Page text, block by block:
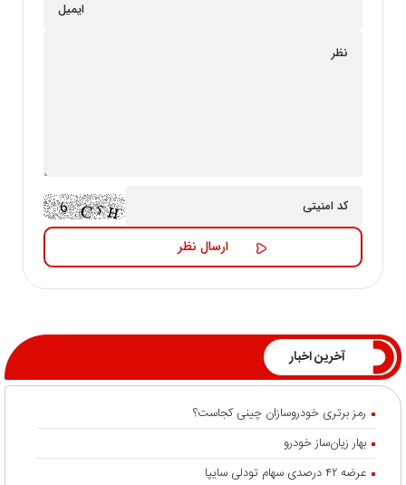
آخرین اخبار
رمز برتری خودروسازان چینی کجاست؟
بهار زیان‌ساز خودرو
عرضه ۴۲ درصدی سهام تودلی سایپا